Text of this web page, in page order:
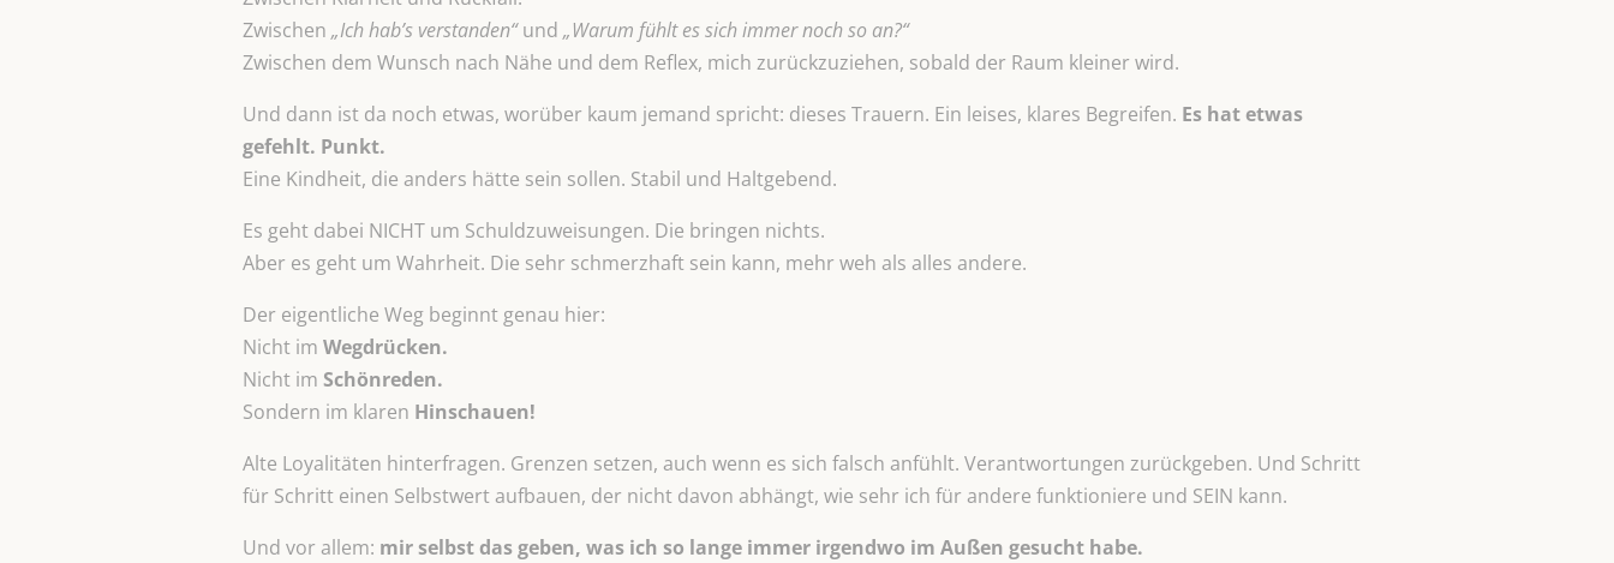
Zwischen „Ich hab’s verstanden“und „Warum fühlt es sich immer noch so an?“
Zwischen dem Wunsch nach Nähe und dem Reflex, mich zurückzuziehen, sobald der Raum kleiner wird.
Und dann ist da noch etwas, worüber kaum jemand spricht: dieses Trauern. Ein leises, klares Begreifen. Es hat etwas
gefehlt. Punkt.
Eine Kindheit, die anders hätte sein sollen. Stabil und Haltgebend.
Es geht dabei NICHT um Schuldzuweisungen. Die bringen nichts.
Aber es geht um Wahrheit. Die sehr schmerzhaft sein kann, mehr weh als alles andere.
Der eigentliche Weg beginnt genau hier:
Nicht im Wegdrücken.
Nicht im Schönreden.
Sondern im klaren Hinschauen!
Alte Loyalitäten hinterfragen. Grenzen setzen, auch wenn es sich falsch anfühlt. Verantwortungen zurückgeben. Und Schritt
für Schritt einen Selbstwert aufbauen, der nicht davon abhängt, wie sehr ich für andere funktioniere und SEIN kann.
Und vor allem: mir selbst das geben, was ich so lange immer irgendwo im Außen gesucht habe.